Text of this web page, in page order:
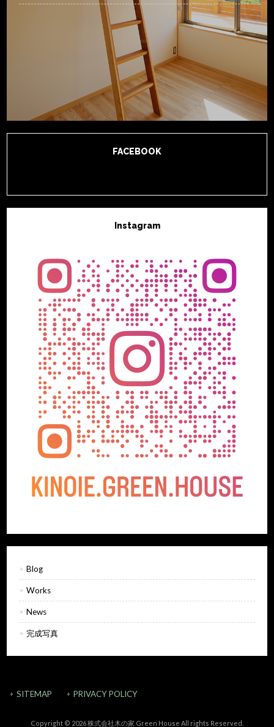
FACEBOOK
Instagram
Blog
Works
News
完成写真
SITEMAP PRIVACY POLICY
Copyright © 2026 株式会社木の家 Green House All rights Reserved.